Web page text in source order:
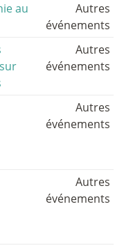
au
Autres
événements
Autres
événements
Autres
événements
Autres
événements